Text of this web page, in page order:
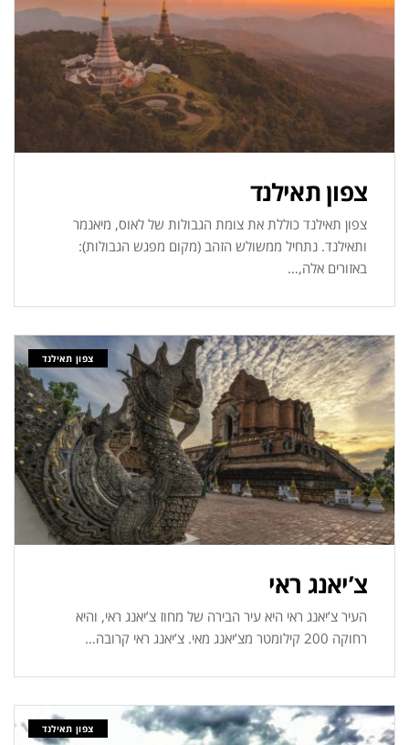
צפון תאילנד
צפון תאילנד כוללת את צומת הגבולות של לאוס, מיאנמר
ותאילנד. נתחיל ממשולש הזהב (מקום מפגש הגבולות):
באזורים אלה,…
צפון תאילנד
צ’יאנג ראי
העיר צ’יאנג ראי היא עיר הבירה של מחוז צ’יאנג ראי, והיא
רחוקה 200 קילומטר מצ’יאנג מאי. צ’יאנג ראי קרובה…
צפון תאילנד